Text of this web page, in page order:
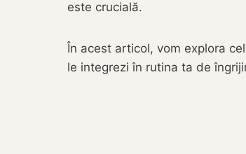
este crucială.
În acest articol, vom explora
le integrezi în rutina ta de